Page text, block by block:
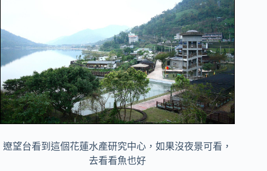
遼望台看到這個花蓮水產研究中心，如果沒夜景可看，
去看看魚也好